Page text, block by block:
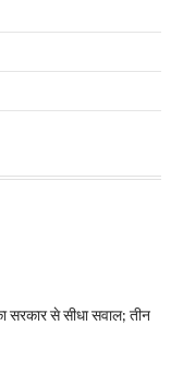
सरकार से सीधा सवाल; तीन